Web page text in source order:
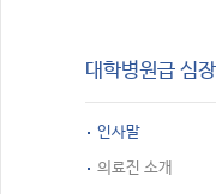
대학병원급 심
인사말
의료진 소개